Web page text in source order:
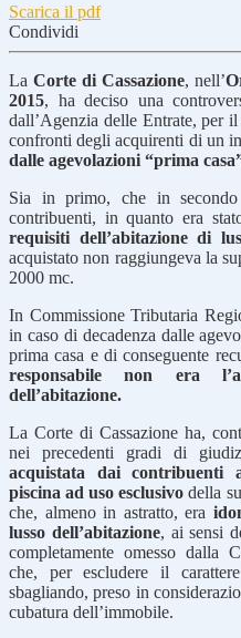
Scarica il pdf
Condividi
La Corte di Cassazione, nell’
2015, ha deciso una
dall’Agenzia delle Entrate, per il
confronti degli acquirenti di un
dalle agevolazioni “prima
Sia in primo, che in
contribuenti, in quanto era
requisiti dell’abitazione di
acquistato non raggiungeva la
2000 mc.
In Commissione Tributaria
in caso di decadenza dalle
prima casa e di conseguente
responsabile non era
dell’abitazione.
La Corte di Cassazione ha,
nei precedenti gradi di
acquistata dai contribuenti
piscina ad uso esclusivo della
che, almeno in astratto, era
lusso dell’abitazione, ai sensi
completamente omesso dalla
che, per escludere il
sbagliando, preso in
cubatura dell’immobile.